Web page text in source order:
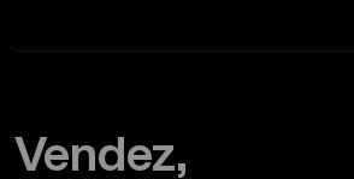
Vendez,